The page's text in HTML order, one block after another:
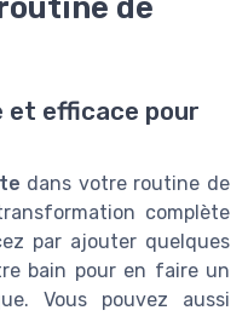
de
et efficace pour
dans votre routine de
complète
par ajouter quelques
bain pour en faire un
Vous pouvez aussi